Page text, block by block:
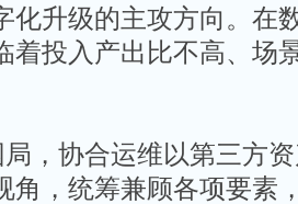
化升级的主攻方向。在
着投入产出比不高、场
局，协合运维以第三方
角，统筹兼顾各项要素